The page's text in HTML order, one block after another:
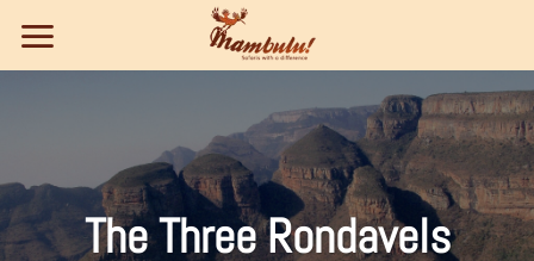
naar
inhoud
The Three Rondavels